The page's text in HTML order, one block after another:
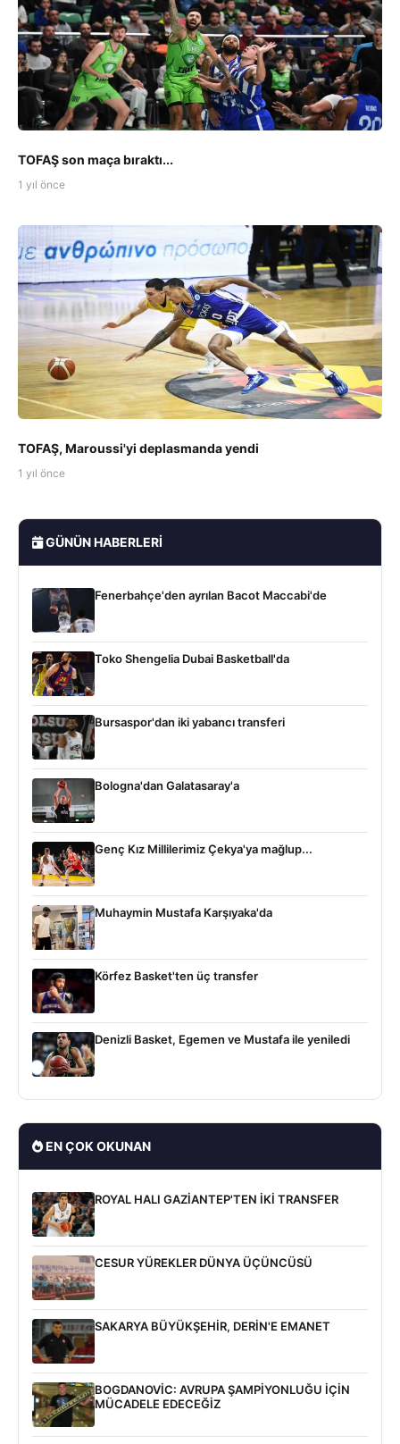
TOFAŞ son maça bıraktı...
1 yıl önce
TOFAŞ, Maroussi'yi deplasmanda yendi
1 yıl önce
GÜNÜN HABERLERI
Fenerbahçe'den ayrılan Bacot Maccabi'de
Toko Shengelia Dubai Basketball'da
Bursaspor'dan iki yabancı transferi
Bologna'dan Galatasaray'a
Genç Kız Millilerimiz Çekya'ya mağlup...
Muhaymin Mustafa Karşıyaka'da
Körfez Basket'ten üç transfer
Denizli Basket, Egemen ve Mustafa ile yeniledi
EN ÇOK OKUNAN
ROYAL HALI GAZİANTEP'TEN İKİ TRANSFER
CESUR YÜREKLER DÜNYA ÜÇÜNCÜSÜ
SAKARYA BÜYÜKŞEHİR, DERİN'E EMANET
BOGDANOVİC: AVRUPA ŞAMPİYONLUĞU İÇİN
MÜCADELE EDECEĞİZ